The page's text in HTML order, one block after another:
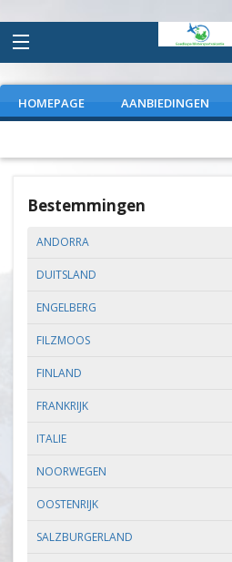
HOMEPAGE AANBIEDINGEN
Bestemmingen
ANDORRA
DUITSLAND
ENGELBERG
FILZMOOS
FINLAND
FRANKRIJK
ITALIE
NOORWEGEN
OOSTENRIJK
SALZBURGERLAND